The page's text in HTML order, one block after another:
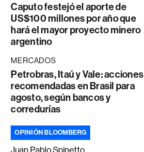
Caputo festejó el aporte de
US$100 millones por año que
hará el mayor proyecto minero
argentino
MERCADOS
Petrobras, Itaú y Vale: acciones
recomendadas en Brasil para
agosto, según bancos y
corredurías
OPINIÓN BLOOMBERG
Juan Pablo Spinetto